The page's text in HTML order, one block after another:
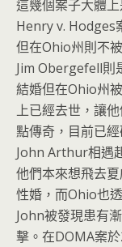
這幾個案子大體
Henry v. Hodges
但在Ohio州則不
Jim Obergefell
結婚但在Ohio州
上已經去世，讓
點傳奇，目前已
John Arthur相遇
他們本來想飛去
性婚，而Ohio也
John被發現患有
擊。在DOMA案